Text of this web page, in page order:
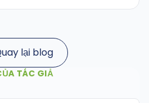
lại blog
TÁC GIẢ